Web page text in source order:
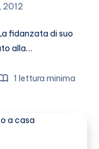
2012
fidanzata di suo
alla…
1 lettura minima